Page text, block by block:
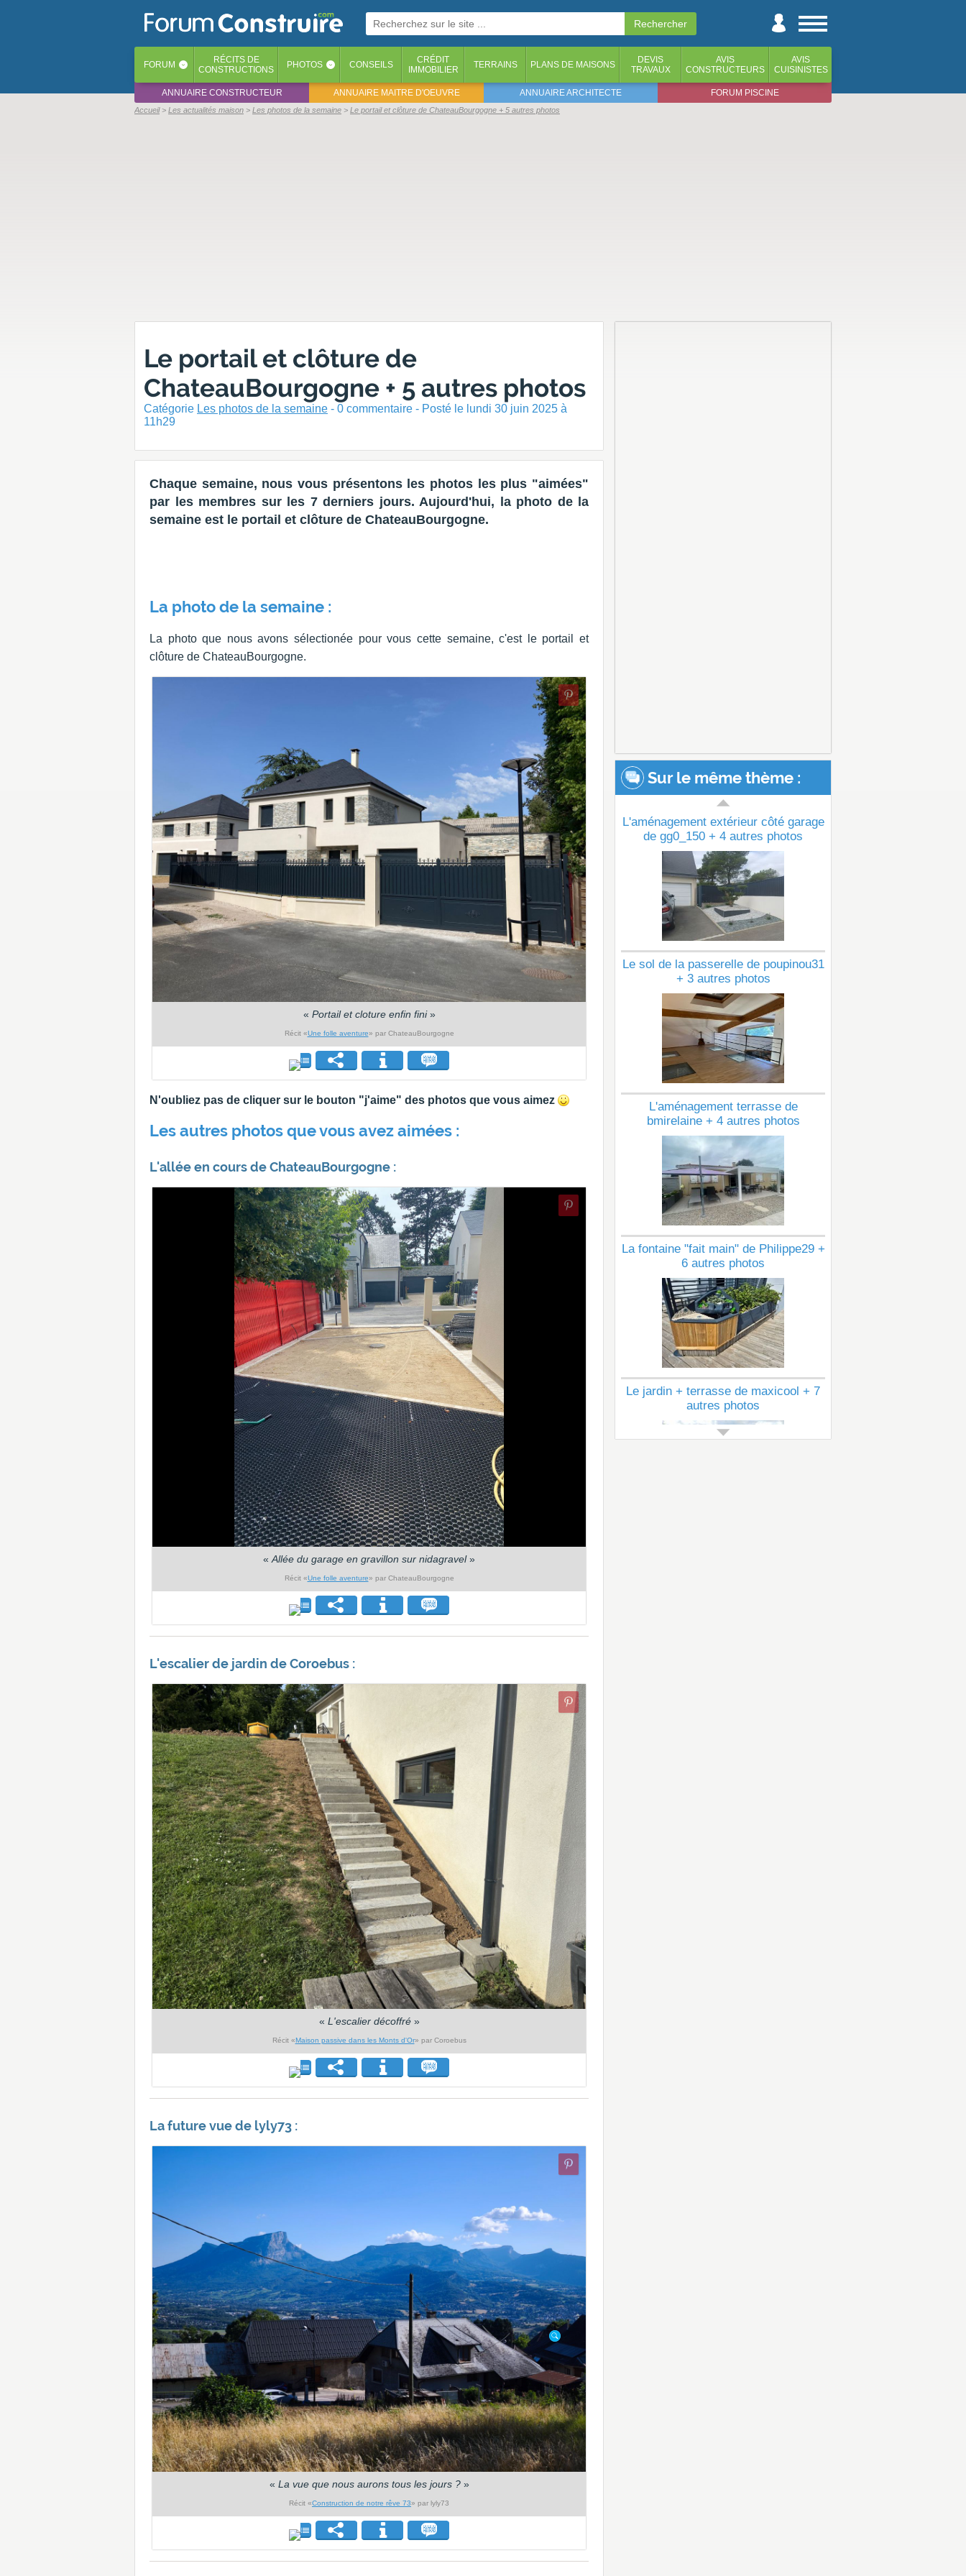
FORUM ‹ RÉCITS DE
CONSTRUCTIONS
PHOTOS ‹ CONSEILS
CRÉDIT
IMMOBILIER
TERRAINS PLANS DE MAISONS
DEVIS
TRAVAUX
AVIS
CONSTRUCTEURS
AVIS
CUISINISTES
ANNUAIRE CONSTRUCTEUR ANNUAIRE MAITRE D'OEUVRE ANNUAIRE ARCHITECTE FORUM PISCINE
Accueil Les actualités maison Les photos de la semaine Le portail et clôture de ChateauBourgogne + 5 autres photos
Le portail et clôture de
ChateauBourgogne + 5 autres photos
Catégorie Les photos de la semaine - 0 commentaire - Posté le lundi 30 juin 2025 à
11h29
Chaque semaine, nous vous présentons les photos les plus "aimées"
par les membres sur les 7 derniers jours. Aujourd'hui, la photo de la
semaine est le portail et clôture de ChateauBourgogne.
La photo de la semaine :
La photo que nous avons sélectionée pour vous cette semaine, c'est le portail et
clôture de ChateauBourgogne.
« Portail et cloture enfin fini»
Récit «Une folle aventure» par ChateauBourgogne
N'oubliez pas de cliquer sur le bouton "j'aime" des photos que vous aimez
Les autres photos que vous avez aimées :
L'allée en cours de ChateauBourgogne :
« Allée du garage en gravillon sur nidagravel»
Récit «Une folle aventure» par ChateauBourgogne
L'escalier de jardin de Coroebus :
« L'escalier décoffré»
Récit «Maison passive dans les Monts d'Or» par Coroebus
La future vue de lyly73 :
« La vue que nous aurons tous les jours ?»
Récit «Construction de notre rêve 73» par lyly73
Sur le même thème :
L'aménagement extérieur côté garage
de gg0_150 + 4 autres photos
Le sol de la passerelle de poupinou31
+ 3 autres photos
L'aménagement terrasse de
bmirelaine + 4 autres photos
La fontaine "fait main" de Philippe29 +
6 autres photos
Le jardin + terrasse de maxicool + 7
autres photos